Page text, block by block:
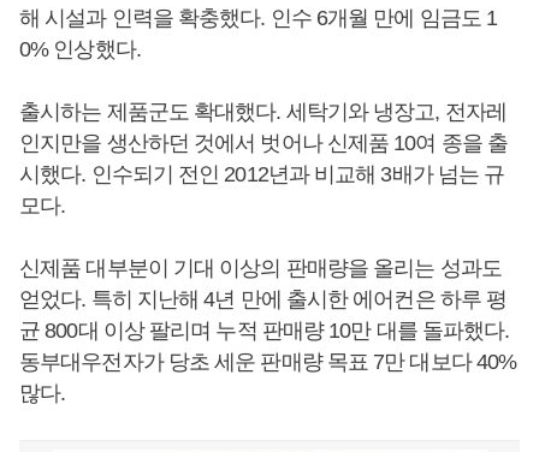
해 시설과 인력을 확충했다. 인수 6개월 만에 임금도 1
0% 인상했다.
출시하는 제품군도 확대했다. 세탁기와 냉장고, 전자레
인지만을 생산하던 것에서 벗어나 신제품 10여 종을 출
시했다. 인수되기 전인 2012년과 비교해 3배가 넘는 규
모다.
신제품 대부분이 기대 이상의 판매량을 올리는 성과도
얻었다. 특히 지난해 4년 만에 출시한 에어컨은 하루 평
균 800대 이상 팔리며 누적 판매량 10만 대를 돌파했다.
동부대우전자가 당초 세운 판매량 목표 7만 대보다 40%
많다.